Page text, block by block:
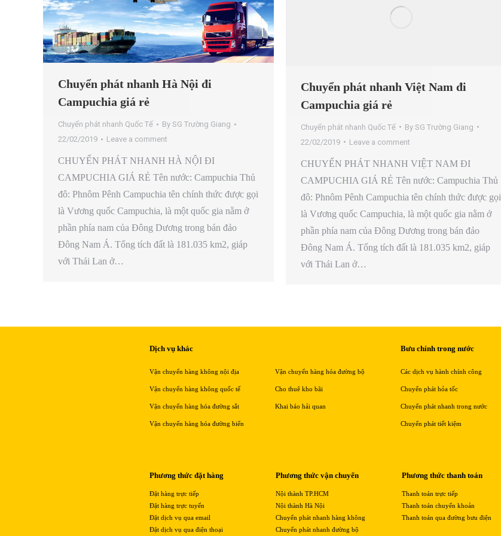
Chuyển phát nhanh Hà Nội đi
Campuchia giá rẻ
Chuyển phát nhanh Quốc Tế By SG Trường Giang
22/02/2019
Leave a comment
CHUYỂN PHÁT NHANH HÀ NỘI ĐI
CAMPUCHIA GIÁ RẺ Tên nước: Campuchia Thủ
đô: Phnôm Pênh Campuchia tên chính thức được gọi
là Vương quốc Campuchia, là một quốc gia nằm ở
phần phía nam của Đông Dương trong bán đảo
Đông Nam Á. Tổng tích đất là 181.035 km2, giáp
với Thái Lan ở…
Chuyển phát nhanh Việt Nam đi
Campuchia giá rẻ
Chuyển phát nhanh Quốc Tế By SG Trường Giang
22/02/2019
Leave a comment
CHUYỂN PHÁT NHANH VIỆT NAM ĐI
CAMPUCHIA GIÁ RẺ Tên nước: Campuchia Thủ
đô: Phnôm Pênh Campuchia tên chính thức được gọi
là Vương quốc Campuchia, là một quốc gia nằm ở
phần phía nam của Đông Dương trong bán đảo
Đông Nam Á. Tổng tích đất là 181.035 km2, giáp
với Thái Lan ở…
Dịch vụ khác
Vận chuyển hàng không nội địa
Vận chuyển hàng không quốc tế
Vận chuyển hàng hóa đường sắt
Vận chuyển hàng hóa đường biển
Vận chuyển hàng hóa đường bộ
Cho thuê kho bãi
Khai báo hải quan
Bưu chính trong nước
Các dịch vụ hành chính công
Chuyển phát hỏa tốc
Chuyển phát nhanh trong nước
Chuyển phát tiết kiệm
Phương thức đặt hàng
Đặt hàng trực tiếp
Đặt hàng trực tuyến
Đặt dịch vụ qua email
Đặt dịch vụ qua điện thoại
Phương thức vận chuyển
Nội thành TP.HCM
Nội thành Hà Nội
Chuyển phát nhanh hàng không
Chuyển phát nhanh đường bộ
Phương thức thanh toán
Thanh toán trực tiếp
Thanh toán chuyển khoản
Thanh toán qua đường bưu điện